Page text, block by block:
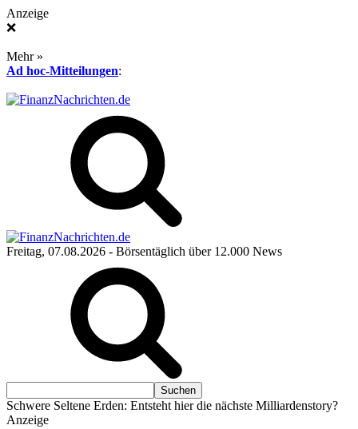
Anzeige
❌
Mehr »
Ad hoc-Mitteilungen:
Freitag, 07.08.2026 - Börsentäglich über 12.000 News
Schwere Seltene Erden: Entsteht hier die nächste Milliardenstory?
Anzeige